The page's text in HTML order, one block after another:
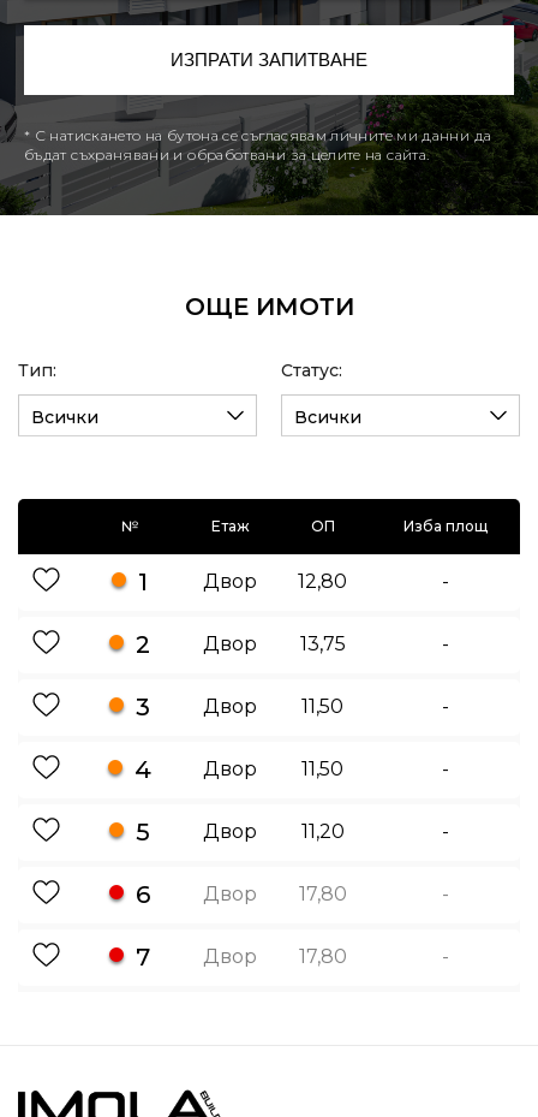
* С натискането на бутона се съгласявам личните ми данни да
бъдат съхранявани и обработвани за целите на сайта.
ОЩЕ ИМОТИ
Тип:
Всички
Статус:
Всички
№ Етаж ОП Изба площ
1 Двор 12,80 -
2 Двор 13,75 -
3 Двор 11,50 -
4 Двор 11,50 -
5 Двор 11,20 -
6 Двор 17,80 -
7 Двор 17,80 -